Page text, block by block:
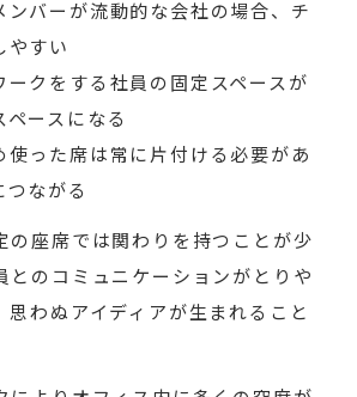
ンバーが流動的な会社の場合、チ
やすい
ークをする社員の固定スペースが
ースになる
使った席は常に片付ける必要があ
つながる
の座席では関わりを持つことが少
とのコミュニケーションがとりや
思わぬアイディアが生まれること